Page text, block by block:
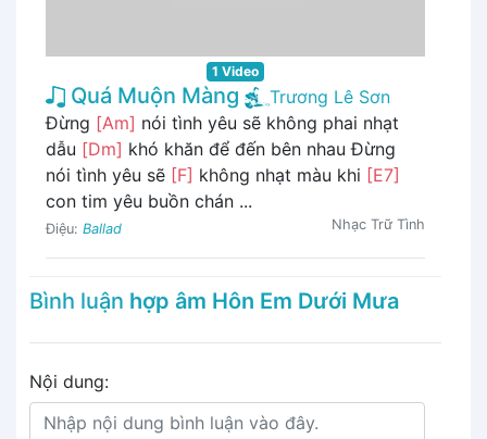
1 Video
Quá Muộn Màng
Trương Lê Sơn
Đừng [Am] nói tình yêu sẽ không phai nhạt
dẫu [Dm] khó khăn để đến bên nhau Đừng
nói tình yêu sẽ [F] không nhạt màu khi [E7]
con tim yêu buồn chán ...
Điệu: Ballad Nhạc Trữ Tình
Bình luận hợp âm Hôn Em Dưới Mưa
Nội dung: